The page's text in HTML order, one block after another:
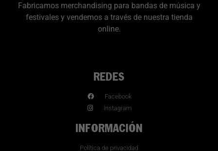
Fabricamos merchandising para bandas de música y
festivales y vendemos a través de nuestra tienda
online.
REDES
Facebook
Instagram
INFORMACIÓN
Política de privacidad